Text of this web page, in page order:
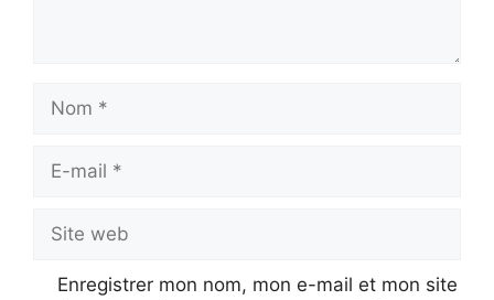
Nom
Site
web
Enregistrer mon nom, mon e-mail et mon site